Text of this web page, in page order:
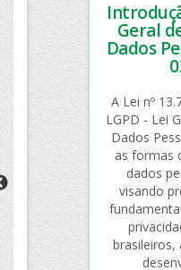
Geral
Dados
A Lei nº
LGPD - Lei
Dados
as formas
dados
visando
brasileiros,